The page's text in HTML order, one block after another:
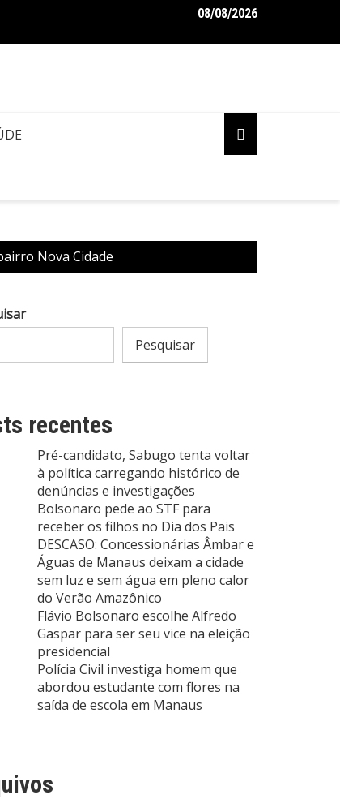
pede ao STF para receber os filhos no Dia dos Pais
08/08/2026
Nova Cidade
Pesquisar
recentes
Pré-candidato, Sabugo tenta voltar
à política carregando histórico de
denúncias e investigações
Bolsonaro pede ao STF para
receber os filhos no Dia dos Pais
DESCASO: Concessionárias Âmbar e
Águas de Manaus deixam a cidade
sem luz e sem água em pleno calor
do Verão Amazônico
Flávio Bolsonaro escolhe Alfredo
Gaspar para ser seu vice na eleição
presidencial
Polícia Civil investiga homem que
abordou estudante com flores na
saída de escola em Manaus